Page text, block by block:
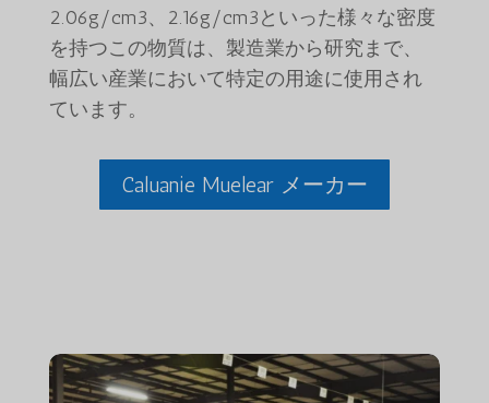
2.06g/cm3、2.16g/cm3といった様々な密度
を持つこの物質は、製造業から研究まで、
幅広い産業において特定の用途に使用され
ています。
Caluanie Muelear メーカー